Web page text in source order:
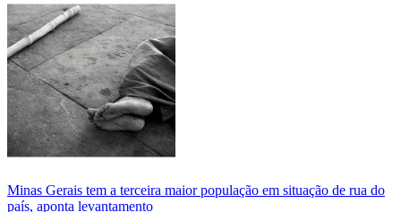
Minas Gerais tem a terceira maior população em situação de rua do
país, aponta levantamento